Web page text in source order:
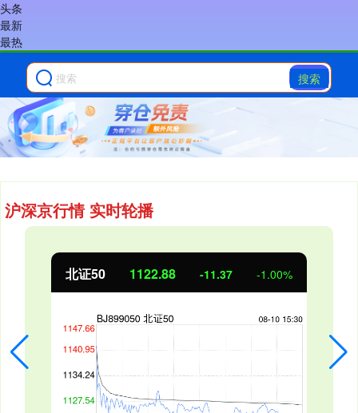
搜索
沪深京行情 实时轮播
北证50 1122.88 -11.37 -1.00%
头条
最新
最热